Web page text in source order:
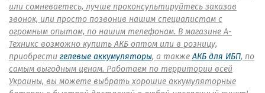
или сомневаетесь, лучше проконсультируйтесь заказав
звонок, или просто позвонив нашим специалистам с
огромным опытом, по нашим телефонам. В магазине А-
Техникс возможно купить АКБ оптом или в розницу,
приобрести гелевые аккумуляторы, а такжеАКБ для ИБП, по
самым выгодным ценам. Работаем по территории всей
Украины, вы можете выбрать хорошие аккумуляторные